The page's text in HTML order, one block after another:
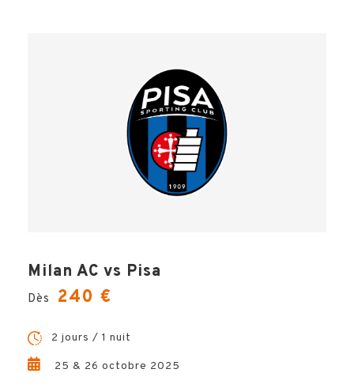
Milan AC vs Pisa
Dès 240 €
2 jours / 1 nuit
25 & 26 octobre 2025